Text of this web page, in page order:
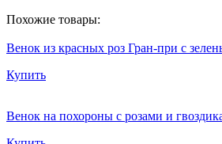
Похожие товары:
Венок из красных роз Гран-при с
Купить
Венок на похороны с розами и